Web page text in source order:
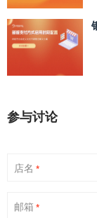
参与讨论
店名 *
邮箱 *